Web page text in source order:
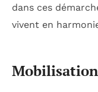
dans ces
vivent en